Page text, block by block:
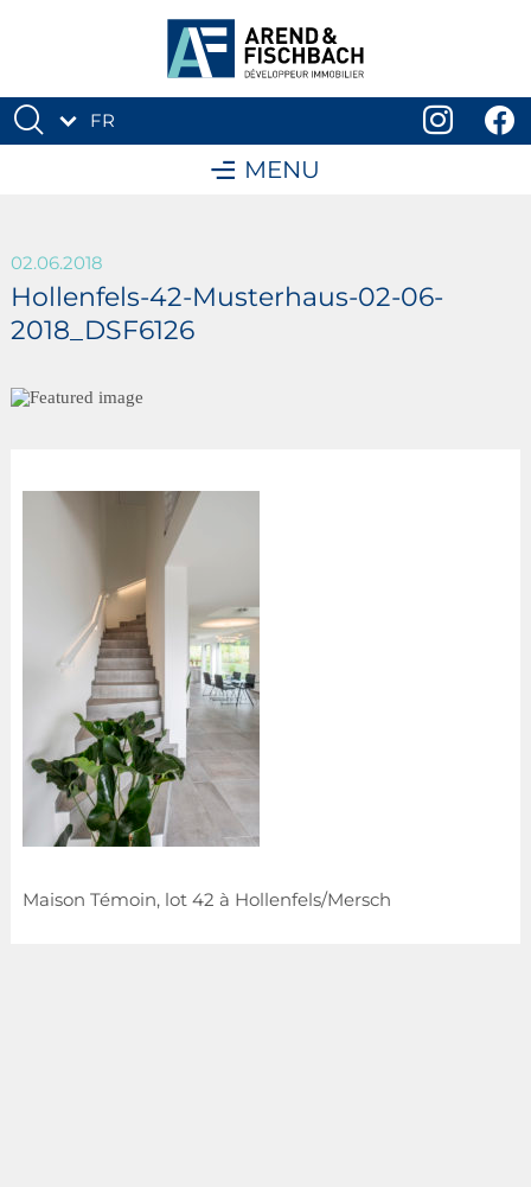
FR
MENU
02.06.2018
Hollenfels-42-Musterhaus-02-06-
2018_DSF6126
Maison Témoin, lot 42 à Hollenfels/Mersch